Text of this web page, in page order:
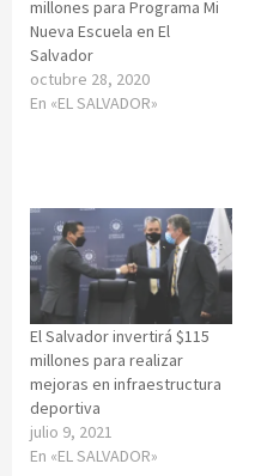
millones para Programa Mi
Nueva Escuela en El
Salvador
octubre 28, 2020
En «EL SALVADOR»
El Salvador invertirá $115
millones para realizar
mejoras en infraestructura
deportiva
julio 9, 2021
En «EL SALVADOR»